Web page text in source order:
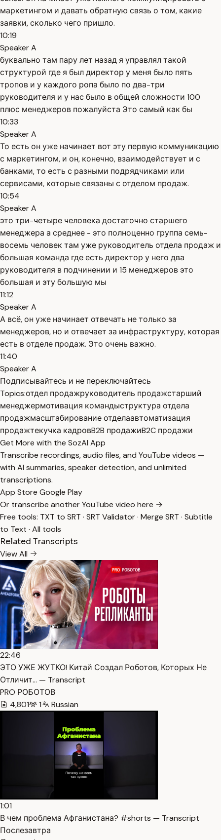
маркетингом и давать обратную связь о том, какие
заявки, сколько чего пришло.
10:19
Speaker A
буквально там пару лет назад я управлял такой
структурой где я был директор у меня было пять
тропов и у каждого ропа было по два-три
руководителя и у нас было в общей сложности 100
плюс менеджеров пожалуйста Это самый как бы
10:33
Speaker A
То есть он уже начинает вот эту первую коммуникацию
с маркетингом, и он, конечно, взаимодействует и с
банками, то есть с разными подрядчиками или
сервисами, которые связаны с отделом продаж.
10:54
Speaker A
это три-четыре человека достаточно старшего
менеджера а среднее - это полноценно группа семь-
восемь человек там уже руководитель отдела продаж и
большая команда где есть директор у него два
руководителя в подчинении и 15 менеджеров это
большая и эту большую мы
11:12
Speaker A
А всё, он уже начинает отвечать не только за
менеджеров, но и отвечает за инфраструктуру, которая
есть в отделе продаж. Это очень важно.
11:40
Speaker A
Подписывайтесь и не переключайтесь
Topics:отдел продажруководитель продажстарший
менеджермотивация командыструктура отдела
продажмасштабирование отделаавтоматизация
продажтекучка кадровB2B продажиB2C продажи
Get More with the SozAI App
Transcribe recordings, audio files, and YouTube videos —
with AI summaries, speaker detection, and unlimited
transcriptions.
App Store Google Play
Or transcribe another YouTube video here →
Free tools: TXT to SRT · SRT Validator· Merge SRT · Subtitle
to Text · All tools
Related Transcripts
View All
22:46
ЭТО УЖЕ ЖУТКО! Китай Создал Роботов, Которых Не
Отличит… — Transcript
PRO РОБОТОВ
4,801
1 Russian
1:01
В чем проблема Афганистана? #shorts — Transcript
Послезавтра